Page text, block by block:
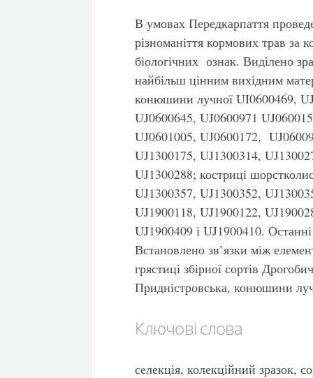
В умовах Передкарпаття
різноманіття кормових трав за
біологічних ознак. Виділено
найбільш цінним вихідним
конюшини лучної UI0600469,
UJ0600645, UJ0600971
UJ0601005, UJ0600172,
UJ1300175, UJ1300314,
UJ1300288; костриці
UJ1300357, UJ1300352,
UJ1900118, UJ1900122,
UJ1900409 і UJ1900410.
Встановлено зв’язки між
грястиці збірної сортів
Придністровська, конюшини
Ключові слова
селекція, колекційний